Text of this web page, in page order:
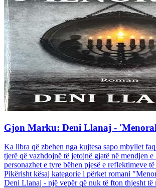
Gjon Marku: Deni Llanaj -
Ka libra që zbehen nga kujtesa sapo mbyllet
tjerë që vazhdojnë të jetojnë gjatë në mendjen e
personazhet e tyre bëhen pjesë e reflektimeve
Pikërisht kësaj kategorie i përket romani
Deni Llanaj - një vepër që nuk të fton thjesht të